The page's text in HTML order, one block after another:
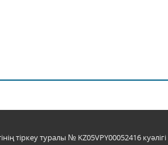
тіркеу туралы № KZ05VPY00052416 куәлігі